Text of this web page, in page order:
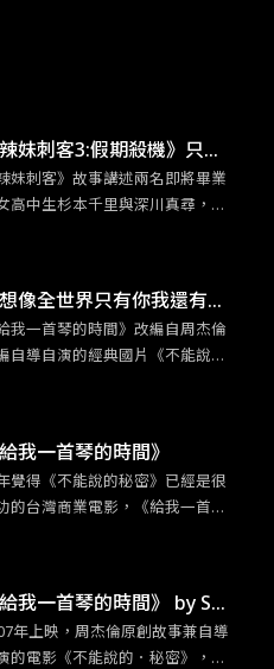
辣妹刺客3:假期殺機》只有
本才能拍得出來的動作類型
妹刺客》故事講述兩名即將畢業
高中生杉本千里與深川真尋，在
妙的火花。
像全世界只有你我還有鋼
：《給我一首琴的時間》重
典的新浪漫
我一首琴的時間》改編自周杰倫
自導自演的經典國片《不能說的·
給我一首琴的時間》
覺得《不能說的秘密》已經是很
的台灣商業電影，《給我一首琴
倫是情節的細節上或是人物設定的
上，還是有原創性的巧思。
給我一首琴的時間》 by So
Sue／普通人
年上映，周杰倫原創故事兼自導
的電影《不能說的．秘密》，是